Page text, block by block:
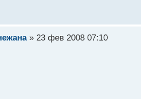
» 23 фев 2008 07:10